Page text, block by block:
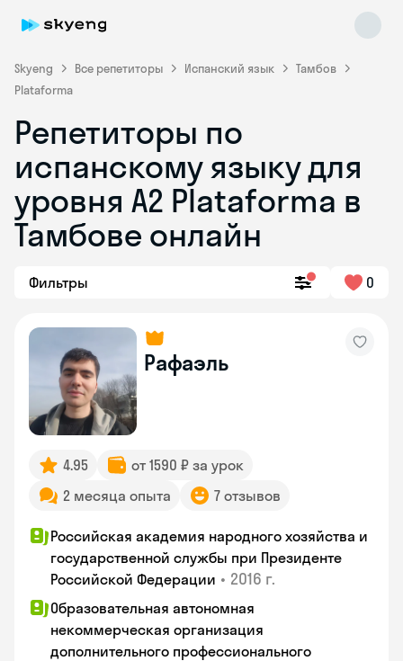
Skyeng Все репетиторы Испанский язык
Тамбов
Plataforma
Репетиторы по
испанскому языку для
уровня А2 Plataforma в
Тамбове онлайн
Фильтры 0
Рафаэль
4.95
от 1590 ₽ за урок
2 месяца опыта
7 отзывов
Российская академия народного хозяйства и
государственной службы при Президенте
Российской Федерации • 2016 г.
Образовательная автономная
некоммерческая организация
дополнительного профессионального
Skyeng Chat